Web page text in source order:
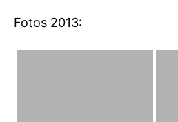
Fotos 2013: